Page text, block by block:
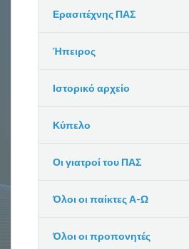
Ερασιτέχνης ΠΑΣ
Ήπειρος
Ιστορικό αρχείο
Κύπελο
Οι γιατροί του ΠΑΣ
Όλοι οι παίκτες Α-Ω
Όλοι οι προπονητές